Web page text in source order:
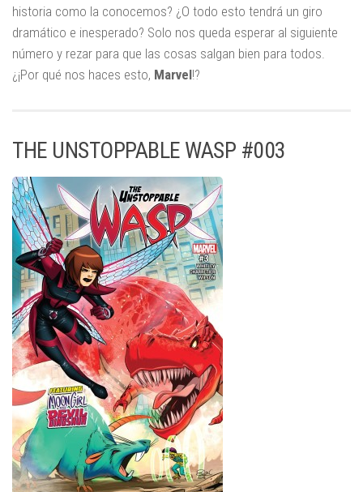
historia como la conocemos? ¿O todo esto tendrá un giro
dramático e inesperado? Solo nos queda esperar al siguiente
número y rezar para que las cosas salgan bien para todos.
¿¡Por qué nos haces esto, Marvel!?
THE UNSTOPPABLE WASP #003